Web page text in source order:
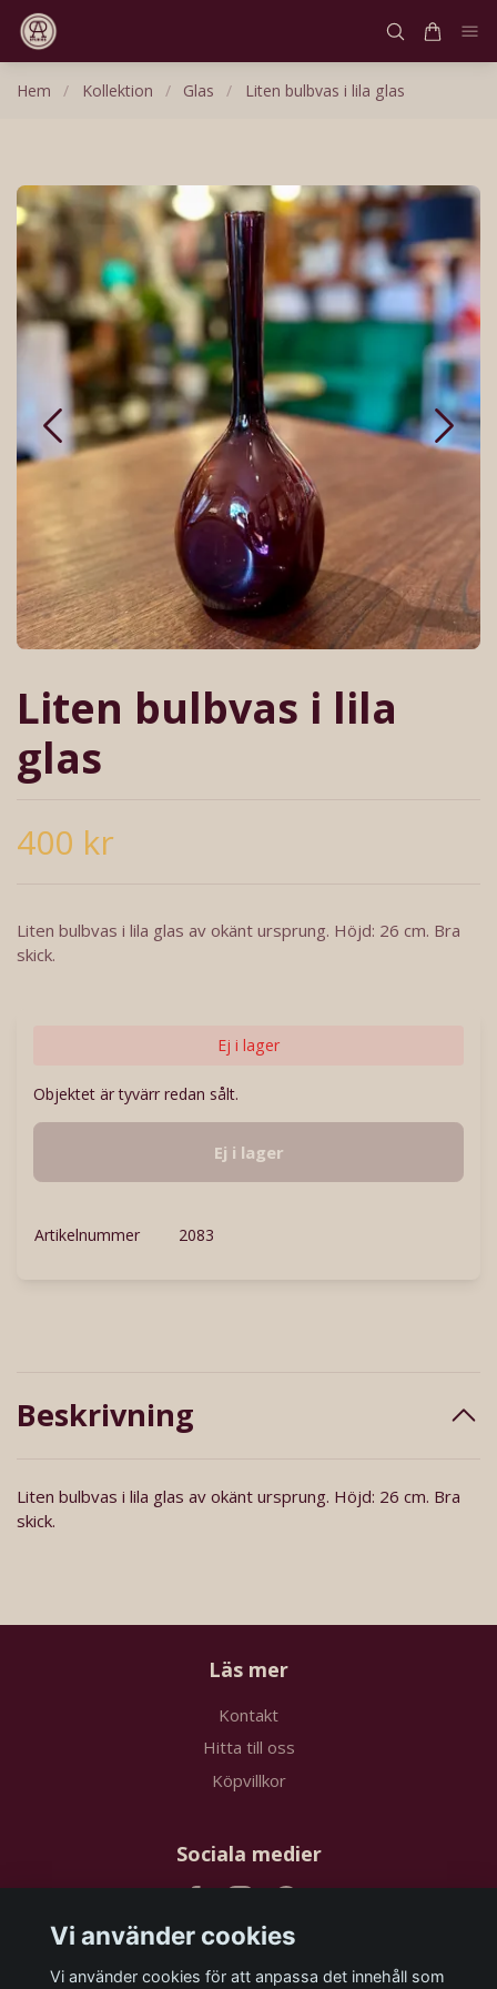
Hem / Kollektion / Glas / Liten bulbvas i lila glas
Liten bulbvas i lila
glas
400 kr
Liten bulbvas i lila glas av okänt ursprung. Höjd: 26 cm. Bra
skick.
Ej i lager
Objektet är tyvärr redan sålt.
Ej i lager
Artikelnummer 2083
Beskrivning
Liten bulbvas i lila glas av okänt ursprung. Höjd: 26 cm. Bra
skick.
Läs mer
Kontakt
Hitta till oss
Köpvillkor
Sociala medier
Prenumerera på vårt nyhetsbrev
Vi använder cookies
Vi använder cookies för att anpassa det innehåll som